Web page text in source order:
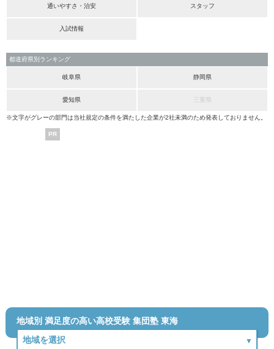
通いやすさ・治安 スタッフ
入試情報
都道府県別ランキング
岐阜県 静岡県
愛知県
※文字がグレーの部門は当社規定の条件を満たした企業が2社未満のため発表しておりません。
PR
地域別 満足度の高い高校受験 集団塾 東海